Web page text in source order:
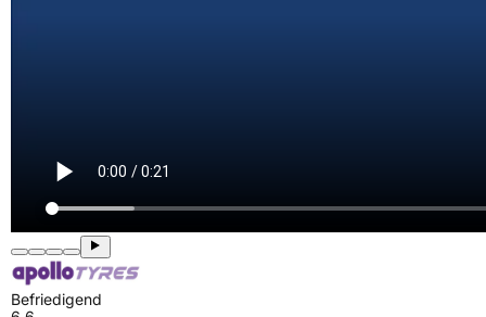
Befriedigend